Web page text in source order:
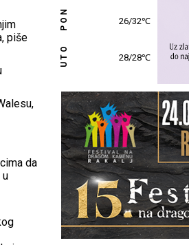
piše
da
u
PON 26/32℃
UTO 28/28℃